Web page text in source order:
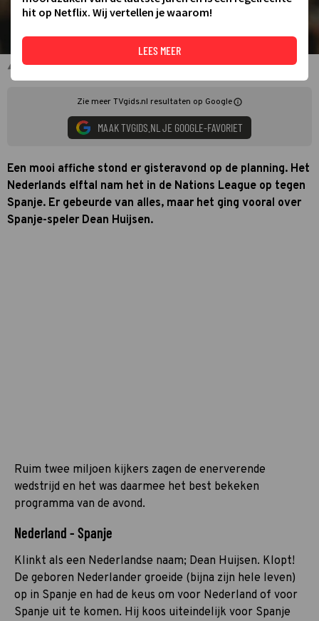
Memphis Depay en Dean Huijsen
Zie meer TVgids.nl resultaten op Google
MAAK TVGIDS.NL JE GOOGLE-FAVORIET
Een mooi affiche stond er gisteravond op de planning. Het
Nederlands elftal nam het in de Nations League op tegen
Spanje. Er gebeurde van alles, maar het ging vooral over
Spanje-speler Dean Huijsen.
Ruim twee miljoen kijkers zagen de enerverende
wedstrijd en het was daarmee het best bekeken
programma van de avond.
Nederland - Spanje
Klinkt als een Nederlandse naam; Dean Huijsen. Klopt!
De geboren Nederlander groeide (bijna zijn hele leven)
op in Spanje en had de keus om voor Nederland of voor
Spanje uit te komen. Hij koos uiteindelijk voor Spanje
hit op Netflix. Wij vertellen je waarom!
LEES MEER